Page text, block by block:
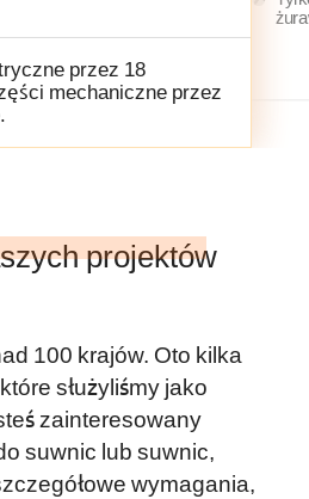
przez 18
mechaniczne przez
projektów
100 krajów. Oto kilka
służyliśmy jako
zainteresowany
suwnic lub suwnic,
wymagania,